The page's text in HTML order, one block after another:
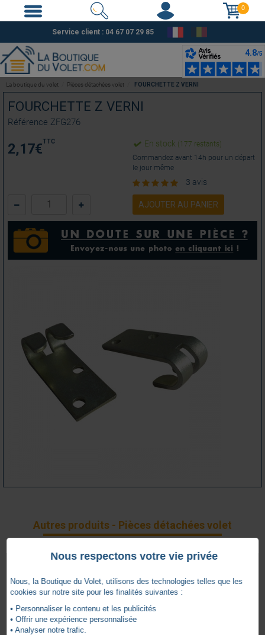
0
Service client : 04 67 07 29 85
FOURCHETTE Z VERNI
Référence ZFG276
2,17€TTC En stock (177 restants)
Commandez avant 14h pour un départ
le jour même
3 avis
AJOUTER AU PANIER
Autres produits - Pièces détachées volet
La boutique du volet Pièces détachées volet FOURCHETTE Z VERNI
Nous respectons votre vie privée
Nous, la Boutique du Volet, utilisons des technologies telles que les
cookies sur notre site pour les finalités suivantes :
• Personnaliser le contenu et les publicités
• Offrir une expérience personnalisée
• Analyser notre trafic.